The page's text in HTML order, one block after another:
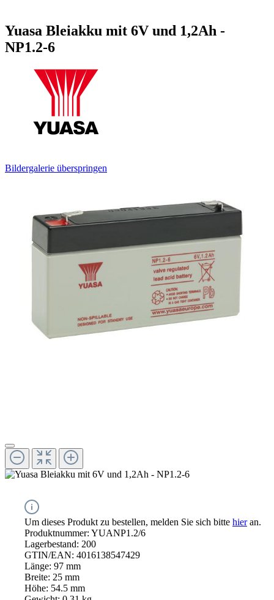
Yuasa Bleiakku mit 6V und 1,2Ah -
NP1.2-6
Bildergalerie überspringen
Um dieses Produkt zu bestellen, melden Sie sich bitte hieran.
Produktnummer: YUANP1.2/6
Lagerbestand: 200
GTIN/EAN: 4016138547429
Länge: 97 mm
Breite: 25 mm
Höhe: 54.5 mm